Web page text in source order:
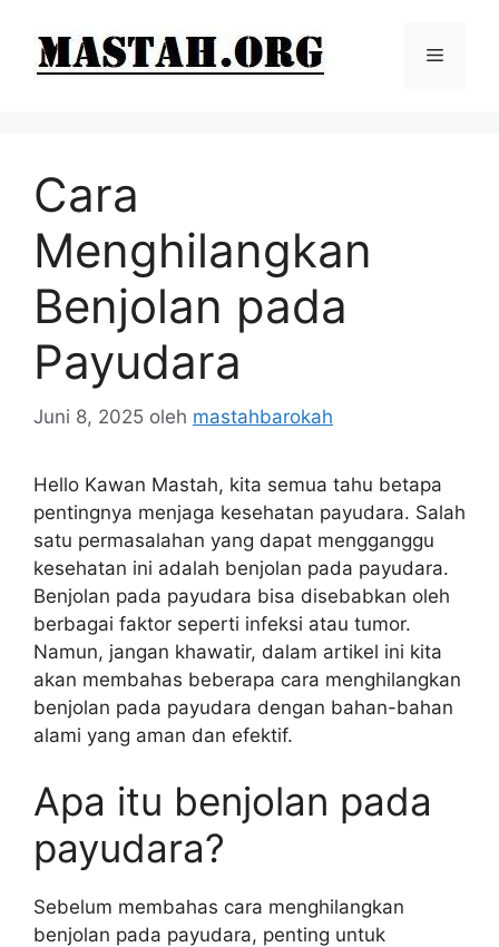
Menu
Cara
Menghilangkan
Benjolan pada
Payudara
Juni 8, 2025 oleh mastahbarokah
Hello Kawan Mastah, kita semua tahu betapa
pentingnya menjaga kesehatan payudara. Salah
satu permasalahan yang dapat mengganggu
kesehatan ini adalah benjolan pada payudara.
Benjolan pada payudara bisa disebabkan oleh
berbagai faktor seperti infeksi atau tumor.
Namun, jangan khawatir, dalam artikel ini kita
akan membahas beberapa cara menghilangkan
benjolan pada payudara dengan bahan-bahan
alami yang aman dan efektif.
Apa itu benjolan pada
payudara?
Sebelum membahas cara menghilangkan
benjolan pada payudara, penting untuk